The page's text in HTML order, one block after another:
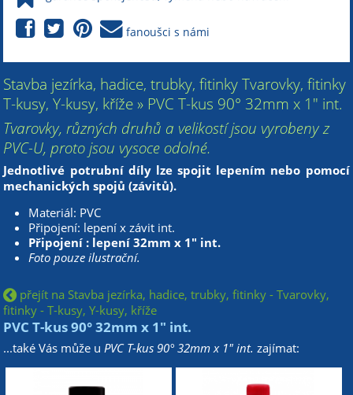
fanoušci s námi
Stavba jezírka, hadice, trubky, fitinky Tvarovky, fitinky
T-kusy, Y-kusy, kříže » PVC T-kus 90° 32mm x 1" int.
Tvarovky, různých druhů a velikostí jsou vyrobeny z
PVC-U, proto jsou vysoce odolné.
Jednotlivé potrubní díly lze spojit lepením nebo pomocí
mechanických spojů (závitů).
Materiál: PVC
Připojení: lepení x závit int.
Připojení : lepení 32mm x 1" int.
Foto pouze ilustrační.
přejít na Stavba jezírka, hadice, trubky, fitinky - Tvarovky,
fitinky - T-kusy, Y-kusy, kříže
PVC T-kus 90° 32mm x 1" int.
...také Vás může u PVC T-kus 90° 32mm x 1" int. zajímat: